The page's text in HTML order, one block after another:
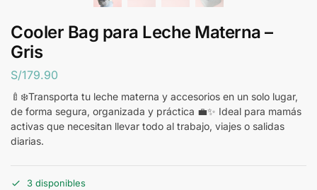
Cooler Bag para Leche Materna –
Gris
S/179.90
🍼❄️Transporta tu leche materna y accesorios en un solo lugar,
de forma segura, organizada y práctica 💼✨ Ideal para mamás
activas que necesitan llevar todo al trabajo, viajes o salidas
diarias.
3 disponibles